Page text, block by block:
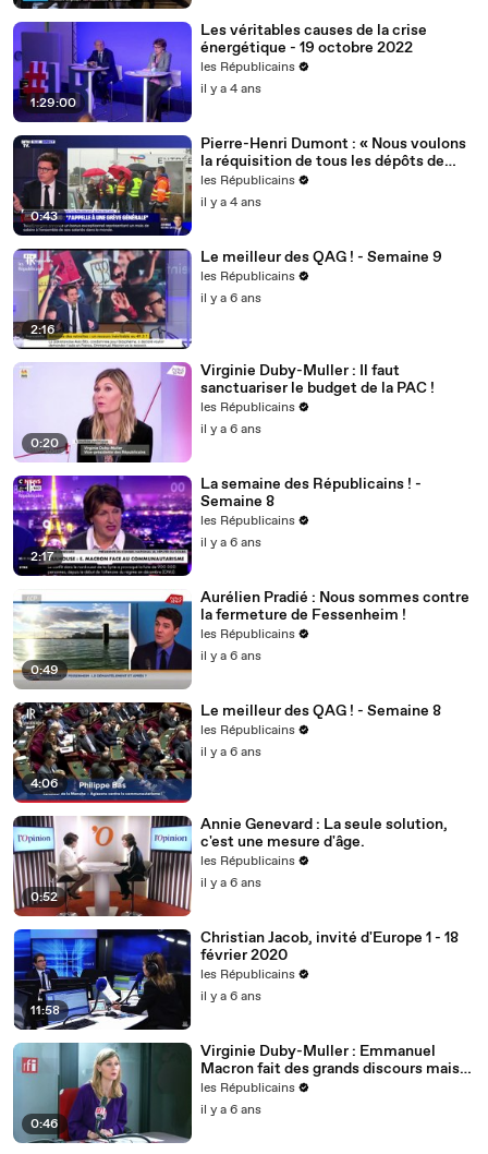
1:29:00
Les véritables causes de la crise
énergétique - 19 octobre 2022
les Républicains
il y a 4 ans
0:43
Pierre-Henri Dumont : « Nous voulons
la réquisition de tous les dépôts de
carburant ! »
les Républicains
il y a 4 ans
2:16
Le meilleur des QAG ! - Semaine 9
les Républicains
il y a 6 ans
0:20
Virginie Duby-Muller : Il faut
sanctuariser le budget de la PAC !
les Républicains
il y a 6 ans
2:17
La semaine des Républicains ! -
Semaine 8
les Républicains
il y a 6 ans
0:49
Aurélien Pradié : Nous sommes contre
la fermeture de Fessenheim !
les Républicains
il y a 6 ans
4:06
Le meilleur des QAG ! - Semaine 8
les Républicains
il y a 6 ans
0:52
Annie Genevard : La seule solution,
c'est une mesure d'âge.
les Républicains
il y a 6 ans
11:58
Christian Jacob, invité d'Europe 1 - 18
février 2020
les Républicains
il y a 6 ans
0:46
Virginie Duby-Muller : Emmanuel
Macron fait des grands discours mais
nous voulons des actes !
les Républicains
il y a 6 ans